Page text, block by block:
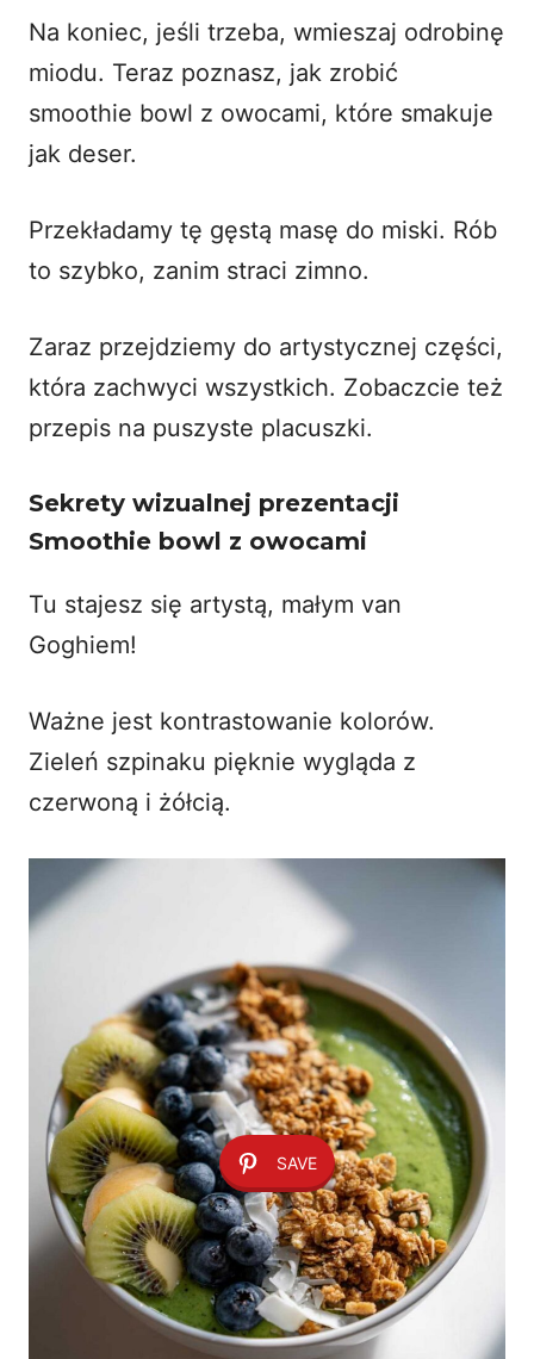
Na koniec, jeśli trzeba, wmieszaj odrobinę
miodu. Teraz poznasz, jak zrobić
smoothie bowl z owocami, które smakuje
jak deser.
Przekładamy tę gęstą masę do miski. Rób
to szybko, zanim straci zimno.
Zaraz przejdziemy do artystycznej części,
która zachwyci wszystkich. Zobaczcie też
przepis na puszyste placuszki.
Sekrety wizualnej prezentacji
Smoothie bowl z owocami
Tu stajesz się artystą, małym van
Goghiem!
Ważne jest kontrastowanie kolorów.
Zieleń szpinaku pięknie wygląda z
czerwoną i żółcią.
SAVE